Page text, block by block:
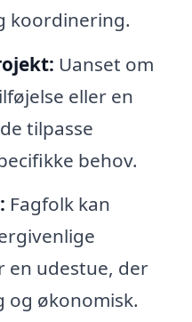
koordinering.
Uanset om
eller en
tilpasse
behov.
Fagfolk kan
en udestue, der
og økonomisk.